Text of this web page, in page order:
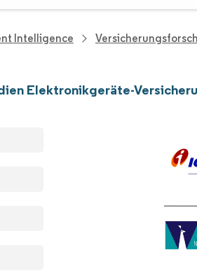
Intelligence
Elektronikgeräte-